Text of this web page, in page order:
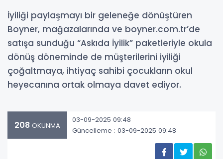
İyiliği paylaşmayı bir geleneğe dönüştüren
Boyner, mağazalarında ve boyner.com.tr’de
satışa sunduğu “Askıda İyilik” paketleriyle okula
dönüş döneminde de müşterilerini iyiliği
çoğaltmaya, ihtiyaç sahibi çocukların okul
heyecanına ortak olmaya davet ediyor.
208 OKUNMA
03-09-2025 09:48
Güncelleme : 03-09-2025 09:48